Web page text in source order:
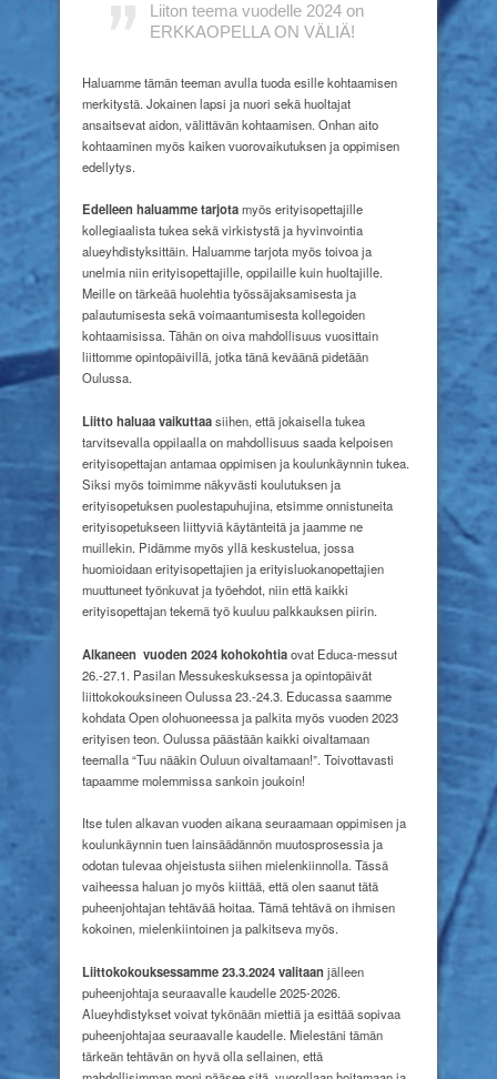
Liiton teema vuodelle 2024 on
ERKKAOPELLA ON VÄLIÄ!
Haluamme tämän teeman avulla tuoda esille kohtaamisen
merkitystä. Jokainen lapsi ja nuori sekä huoltajat
ansaitsevat aidon, välittävän kohtaamisen. Onhan aito
kohtaaminen myös kaiken vuorovaikutuksen ja oppimisen
edellytys.
Edelleen haluamme tarjotamyös erityisopettajille
kollegiaalista tukea sekä virkistystä ja hyvinvointia
alueyhdistyksittäin. Haluamme tarjota myös toivoa ja
unelmia niin erityisopettajille, oppilaille kuin huoltajille.
Meille on tärkeää huolehtia työssäjaksamisesta ja
palautumisesta sekä voimaantumisesta kollegoiden
kohtaamisissa. Tähän on oiva mahdollisuus vuosittain
liittomme opintopäivillä, jotka tänä keväänä pidetään
Oulussa.
Liitto haluaa vaikuttaasiihen, että jokaisella tukea
tarvitsevalla oppilaalla on mahdollisuus saada kelpoisen
erityisopettajan antamaa oppimisen ja koulunkäynnin tukea.
Siksi myös toimimme näkyvästi koulutuksen ja
erityisopetuksen puolestapuhujina, etsimme onnistuneita
erityisopetukseen liittyviä käytänteitä ja jaamme ne
muillekin. Pidämme myös yllä keskustelua, jossa
huomioidaan erityisopettajien ja erityisluokanopettajien
muuttuneet työnkuvat ja työehdot, niin että kaikki
erityisopettajan tekemä työ kuuluu palkkauksen piirin.
Alkaneen vuoden 2024 kohokohtiaovat Educa-messut
26.-27.1. Pasilan Messukeskuksessa ja opintopäivät
liittokokouksineen Oulussa 23.-24.3. Educassa saamme
kohdata Open olohuoneessa ja palkita myös vuoden 2023
erityisen teon. Oulussa päästään kaikki oivaltamaan
teemalla “Tuu nääkin Ouluun oivaltamaan!”. Toivottavasti
tapaamme molemmissa sankoin joukoin!
Itse tulen alkavan vuoden aikana seuraamaan oppimisen ja
koulunkäynnin tuen lainsäädännön muutosprosessia ja
odotan tulevaa ohjeistusta siihen mielenkiinnolla. Tässä
vaiheessa haluan jo myös kiittää, että olen saanut tätä
puheenjohtajan tehtävää hoitaa. Tämä tehtävä on ihmisen
kokoinen, mielenkiintoinen ja palkitseva myös.
Liittokokouksessamme 23.3.2024valitaan jälleen
puheenjohtaja seuraavalle kaudelle 2025-2026.
Alueyhdistykset voivat tykönään miettiä ja esittää sopivaa
puheenjohtajaa seuraavalle kaudelle. Mielestäni tämän
tärkeän tehtävän on hyvä olla sellainen, että